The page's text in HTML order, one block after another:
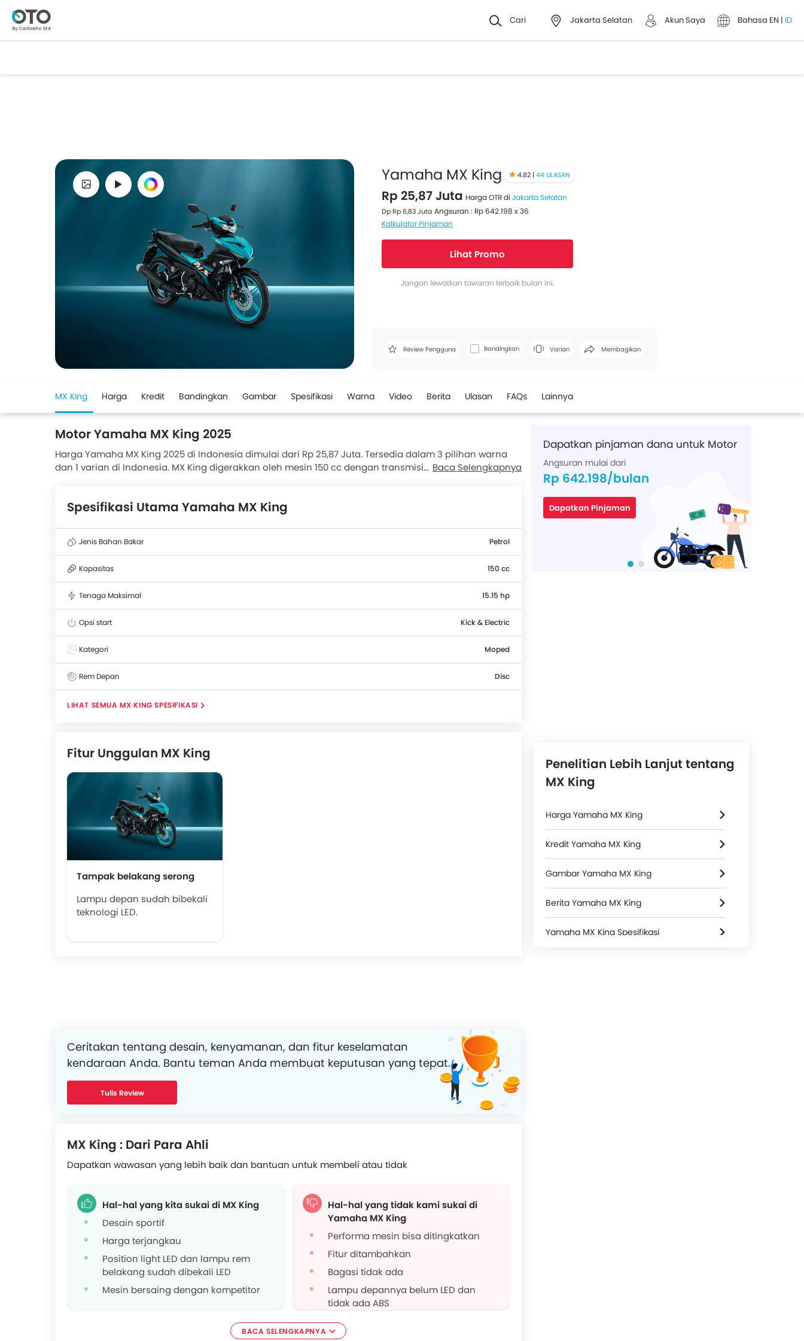
Cari Jakarta Selatan Akun Saya Bahasa EN | ID
Yamaha MX King 4.82 | 44 ULASAN
Rp 25,87 Juta Harga OTR di Jakarta Selatan
Dp Rp 6,83 Juta Angsuran : Rp 642.198 x 36
Kalkulator Pinjaman
Lihat Promo
Jangan lewatkan tawaran terbaik bulan ini.
Review Pengguna Bandingkan Varian Membagikan
Facebook Twitter
MX King Harga Kredit Bandingkan Gambar Spesifikasi Warna Video Berita Ulasan FAQs Lainnya
Motor Yamaha MX King 2025
Harga Yamaha MX King 2025 di Indonesia dimulai dari Rp 25,87 Juta. Tersedia dalam 3 pilihan warna
dan 1 varian di Indonesia. MX King digerakkan oleh mesin 150 cc dengan transmisi 5-Kecepatan .
berdasarkan fitur, jarak tempuh, kenyamanan tempat duduk dan kinerja mesin. Pesaing terdekat
Baca Selengkapnya
Spesifikasi Utama Yamaha MX King
Jenis Bahan Bakar Petrol
Kapasitas 150 cc
Tenaga Maksimal 15.15 hp
Opsi start Kick & Electric
Kategori Moped
Rem Depan Disc
MX KING SPESIFIKASI
Fitur Unggulan MX King
Tampak belakang serong
Lampu depan sudah bibekali
teknologi LED.
Ceritakan tentang desain, kenyamanan, dan fitur keselamatan
kendaraan Anda. Bantu teman Anda membuat keputusan yang tepat.
Tulis Review
MX King : Dari Para Ahli
Dapatkan wawasan yang lebih baik dan bantuan untuk membeli atau tidak
Hal-hal yang kita sukai di MX King
Desain sportif
Harga terjangkau
Position light LED dan lampu rem
belakang sudah dibekali LED
Mesin bersaing dengan kompetitor
Hal-hal yang tidak kami sukai di
Yamaha MX King
Performa mesin bisa ditingkatkan
Fitur ditambahkan
Bagasi tidak ada
Lampu depannya belum LED dan
tidak ada ABS
BACA SELENGKAPNYA
Dapatkan pinjaman dana untuk Motor
Angsuran mulai dari
Rp 642.198/bulan
Dapatkan Pinjaman
Penelitian Lebih Lanjut tentang
MX King
Harga Yamaha MX King
Kredit Yamaha MX King
Gambar Yamaha MX King
Berita Yamaha MX King
Yamaha MX King Spesifikasi